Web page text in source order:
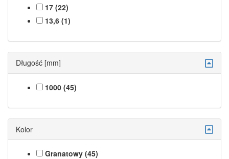
17 (22)
13,6 (1)
Długość [mm]
1000 (45)
Kolor
Granatowy (45)